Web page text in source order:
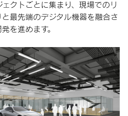
クトごとに集まり、現場でのリ
最先端のデジタル機器を融合さ
を進めます。